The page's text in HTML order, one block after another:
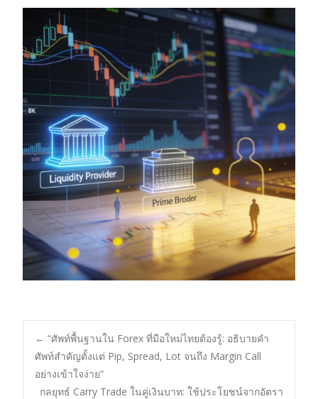
Post
← “ศัพท์พื้นฐานใน Forex ที่มือใหม่ไทยต้องรู้: อธิบายคำ
ศัพท์สำคัญตั้งแต่ Pip, Spread, Lot จนถึง Margin Call
อย่างเข้าใจง่าย”
กลยุทธ์ Carry Trade ในคู่เงินบาท: ใช้ประโยชน์จากอัตรา